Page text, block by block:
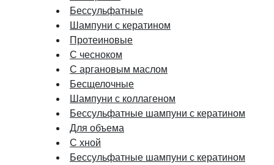
Бессульфатные
Шампуни с кератином
Протеиновые
С чесноком
С аргановым маслом
Бесщелочные
Шампуни с коллагеном
Бессульфатные шампуни с кератином
Для объема
С хной
Бессульфатные шампуни с кератином